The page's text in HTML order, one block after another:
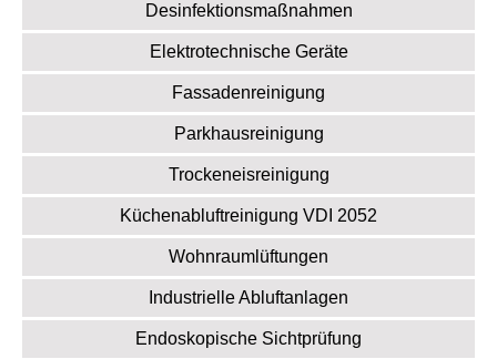
Desinfektionsmaßnahmen
Elektrotechnische Geräte
Fassadenreinigung
Parkhausreinigung
Trockeneisreinigung
Küchenabluftreinigung VDI 2052
Wohnraumlüftungen
Industrielle Abluftanlagen
Endoskopische Sichtprüfung